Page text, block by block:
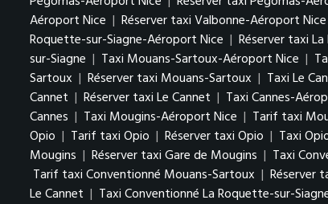
Aéroport Nice | Réserver taxi Valbonne-Aéroport Nice
Roquette-sur-Siagne-Aéroport Nice | Réserver taxi
sur-Siagne | Taxi Mouans-Sartoux-Aéroport Nice |
Sartoux | Réserver taxi Mouans-Sartoux | Taxi Le
Cannet | Réserver taxi Le Cannet | Taxi Cannes-
Cannes | Taxi Mougins-Aéroport Nice | Tarif taxi
Opio | Tarif taxi Opio | Réserver taxi Opio | Taxi
Mougins | Réserver taxi Gare de Mougins | Taxi
Tarif taxi Conventionné Mouans-Sartoux | Réserver
Le Cannet | Taxi Conventionné La Roquette-sur-